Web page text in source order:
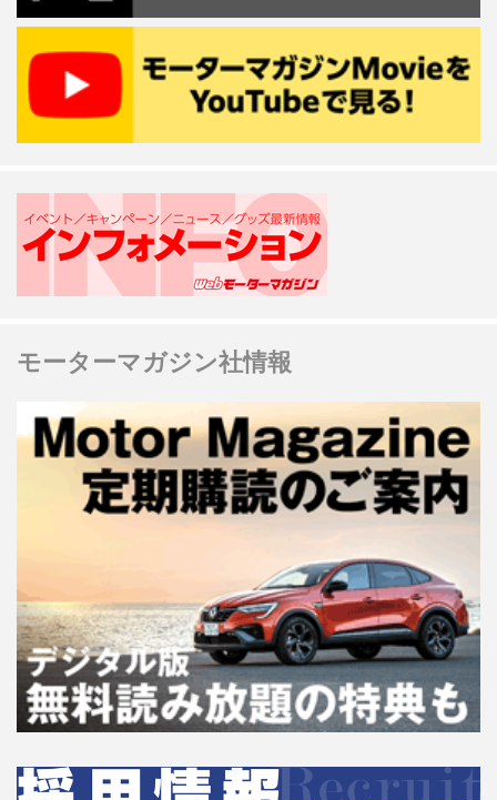
モーターマガジン社情報